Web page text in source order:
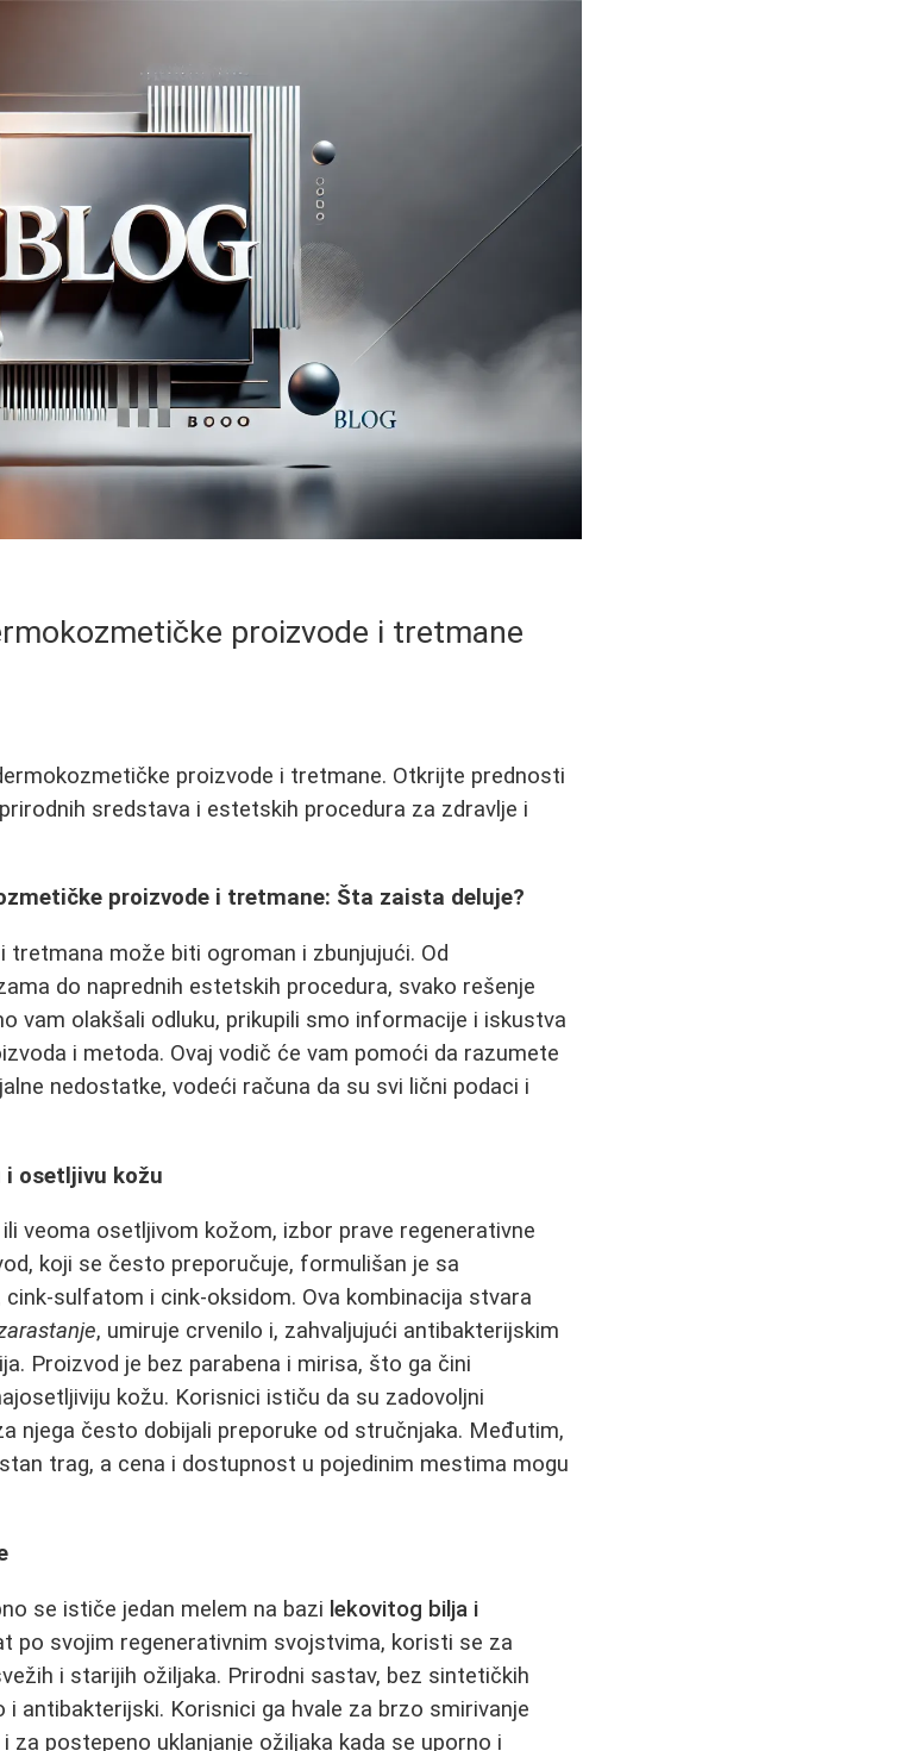
proizvode i tretmane
proizvode i tretmane. Otkrijte prednosti
sredstava i estetskih procedura za zdravlje i
proizvode i tretmane: Šta zaista deluje?
tretmana može biti ogroman i zbunjujući. Od
do naprednih estetskih procedura, svako rešenje
vam olakšali odluku, prikupili smo informacije i iskustva
i metoda. Ovaj vodič će vam pomoći da razumete
nedostatke, vodeći računa da su svi lični podaci i
i osetljivu kožu
veoma osetljivom kožom, izbor prave regenerativne
koji se često preporučuje, formulišan je sa
sulfatom i cink-oksidom. Ova kombinacija stvara
, umiruje crvenilo i, zahvaljujući antibakterijskim
Proizvod je bez parabena i mirisa, što ga čini
kožu. Korisnici ističu da su zadovoljni
njega često dobijali preporuke od stručnjaka. Međutim,
trag, a cena i dostupnost u pojedinim mestima mogu
se ističe jedan melem na bazi lekovitog bilja i
po svojim regenerativnim svojstvima, koristi se za
i starijih ožiljaka. Prirodni sastav, bez sintetičkih
antibakterijski. Korisnici ga hvale za brzo smirivanje
za postepeno uklanjanje ožiljaka kada se uporno i